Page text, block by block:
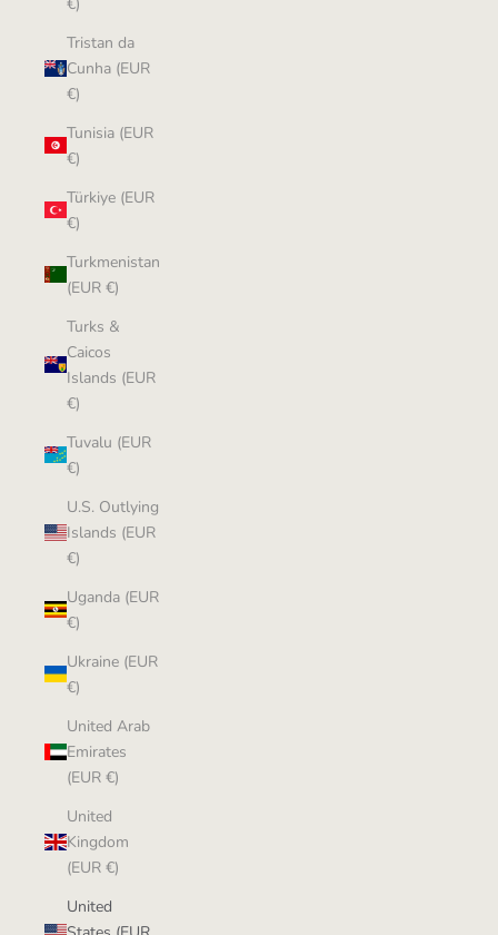
Tristan da
Cunha (EUR
€)
Tunisia (EUR
€)
Türkiye (EUR
€)
Turkmenistan
(EUR €)
Turks &
Caicos
Islands (EUR
€)
Tuvalu (EUR
€)
U.S. Outlying
Islands (EUR
€)
Uganda (EUR
€)
Ukraine (EUR
€)
United Arab
Emirates
(EUR €)
United
Kingdom
(EUR €)
United